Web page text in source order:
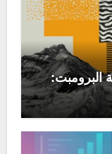
البرومبت: